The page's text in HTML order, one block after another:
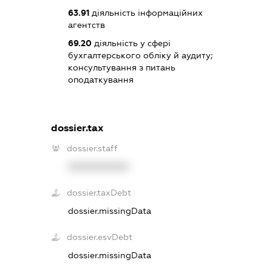
63.91діяльність інформаційних
агентств
69.20діяльність у сфері
бухгалтерського обліку й аудиту;
консультування з питань
оподаткування
dossier.tax
dossier.staff
dossier.taxDebt
dossier.missingData
dossier.esvDebt
dossier.missingData